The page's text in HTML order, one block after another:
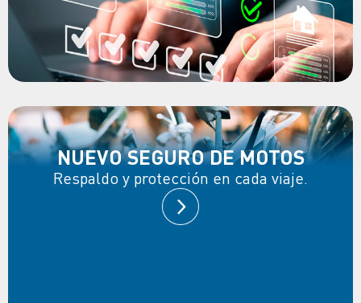
NUEVO SEGURO DE MOTOS
Respaldo y protección en cada viaje.